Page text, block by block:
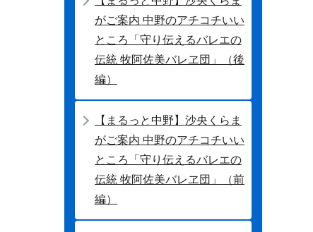
がご案内 中野のアチコチいい
ところ「守り伝えるバレエの
伝統 牧阿佐美バレヱ団」（後
編）
【まるっと中野】沙央くらま
がご案内 中野のアチコチいい
ところ「守り伝えるバレエの
伝統 牧阿佐美バレヱ団」（前
編）